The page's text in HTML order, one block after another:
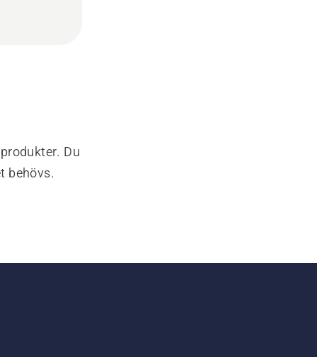
Du
behövs.